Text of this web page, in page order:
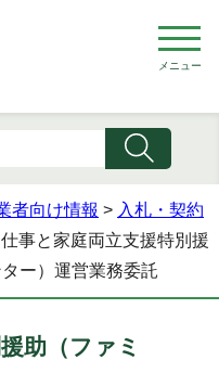
メニュー
者向け情報 > 入札・契約
事と家庭両立支援特別援
ー）運営業務委託
助（ファミ